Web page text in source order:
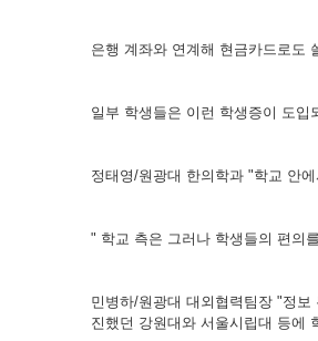
은행 계좌와 연계해 현금카드로도
일부 학생들은 이런 학생증이 도
정태영/원광대 한의학과 "학교 안
" 학교 측은 그러나 학생들의 편의
민병하/원광대 대외협력팀장 "정
진했던 강원대와 서울시립대 등에